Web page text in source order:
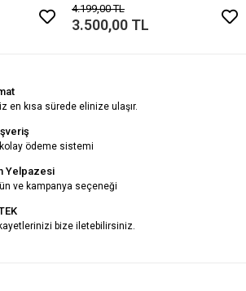
4.199,00 TL
3.500,00 TL
en kısa sürede elinize ulaşır.
ödeme sistemi
Yelpazesi
ve kampanya seçeneği
bize iletebilirsiniz.